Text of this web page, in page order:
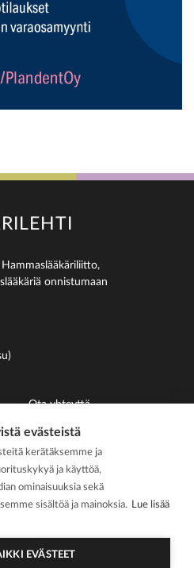
onnistumaan
Ota yhteyttä
Suomen Hammaslääkäriliitto
evästeistä
kerätäksemme ja
ja käyttöä,
ominaisuuksia sekä
sisältöä ja mainoksia. Lue lisää
EVÄSTEET